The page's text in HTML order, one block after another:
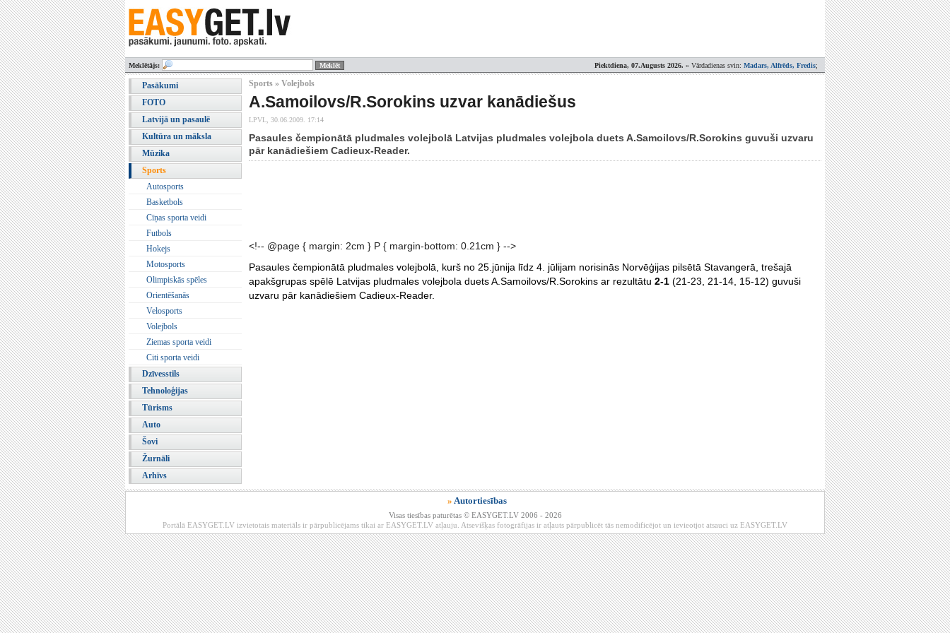
Piektdiena, 07.Augusts 2026. » Vārdadienas svin: Madars, Alfrēds, Fredis;
Meklētājs:
Pasākumi
FOTO
Latvijā un pasaulē
Kultūra un māksla
Mūzika
Sports
Autosports
Basketbols
Cīņas sporta veidi
Futbols
Hokejs
Motosports
Olimpiskās spēles
Orientēšanās
Velosports
Volejbols
Ziemas sporta veidi
Citi sporta veidi
Dzīvesstils
Tehnoloģijas
Tūrisms
Auto
Šovi
Žurnāli
Arhīvs
Sports » Volejbols
A.Samoilovs/R.Sorokins uzvar kanādiešus
LPVL, 30.06.2009. 17:14
Pasaules čempionātā pludmales volejbolā Latvijas pludmales volejbola duets A.Samoilovs/R.Sorokins guvuši uzvaru
pār kanādiešiem Cadieux-Reader.
<!-- @page { margin: 2cm } P { margin-bottom: 0.21cm } -->
Pasaules čempionātā pludmales volejbolā, kurš no 25.jūnija līdz 4. jūlijam norisinās Norvēģijas pilsētā Stavangerā, trešajā
apakšgrupas spēlē Latvijas pludmales volejbola duets A.Samoilovs/R.Sorokins ar rezultātu 2-1 (21-23, 21-14, 15-12) guvuši
uzvaru pār kanādiešiem Cadieux-Reader.
» Autortiesības
Visas tiesības paturētas © EASYGET.LV 2006 - 2026
Portālā EASYGET.LV izvietotais materiāls ir pārpublicējams tikai ar EASYGET.LV atļauju. Atsevišķas fotogrāfijas ir atļauts pārpublicēt tās nemodificējot un ievieotjot atsauci uz EASYGET.LV